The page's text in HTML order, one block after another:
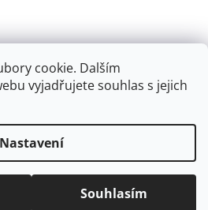
cookie. Dalším
vyjadřujete souhlas s jejich
Nastavení
Souhlasím
prvnacek.cz. Všechna práva